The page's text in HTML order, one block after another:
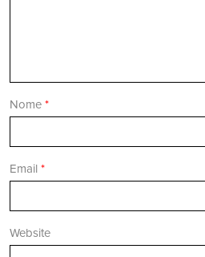
Nome *
Email *
Website